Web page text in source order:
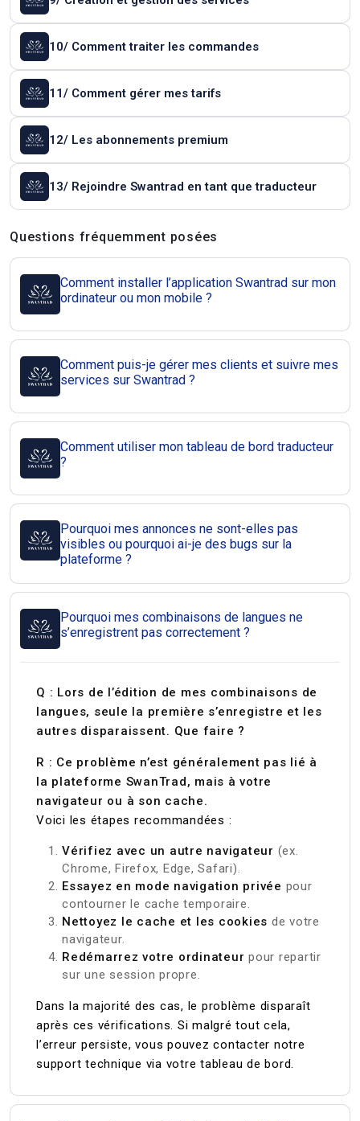
10/ Comment traiter les commandes
11/ Comment gérer mes tarifs
12/ Les abonnements premium
13/ Rejoindre Swantrad en tant que traducteur
Questions et réponses
Questions fréquemment posées
Comment installer l’application Swantrad sur mon
ordinateur ou mon mobile ?
Comment puis-je gérer mes clients et suivre mes
services sur Swantrad ?
Comment utiliser mon tableau de bord traducteur
?
Pourquoi mes annonces ne sont-elles pas
visibles ou pourquoi ai-je des bugs sur la
plateforme ?
Pourquoi mes combinaisons de langues ne
s’enregistrent pas correctement ?
Q : Lors de l’édition de mes combinaisons de
langues, seule la première s’enregistre et les
autres disparaissent. Que faire ?
R : Ce problème n’est généralement pas lié à
la plateforme SwanTrad, mais à votre
navigateur ou à son cache.
Voici les étapes recommandées :
Vérifiez avec un autre navigateur (ex.
Chrome, Firefox, Edge, Safari).
Essayez en mode navigation privée pour
contourner le cache temporaire.
Nettoyez le cache et les cookies de votre
navigateur.
Redémarrez votre ordinateur pour repartir
sur une session propre.
Dans la majorité des cas, le problème disparaît
après ces vérifications. Si malgré tout cela,
l’erreur persiste, vous pouvez contacter notre
support technique via votre tableau de bord.